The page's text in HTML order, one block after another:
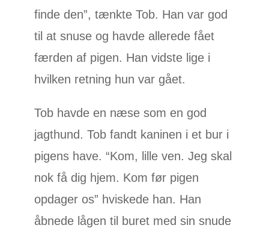
finde den”, tænkte Tob. Han var god
til at snuse og havde allerede fået
færden af pigen. Han vidste lige i
hvilken retning hun var gået.
Tob havde en næse som en god
jagthund. Tob fandt kaninen i et bur i
pigens have. “Kom, lille ven. Jeg skal
nok få dig hjem. Kom før pigen
opdager os” hviskede han. Han
åbnede lågen til buret med sin snude